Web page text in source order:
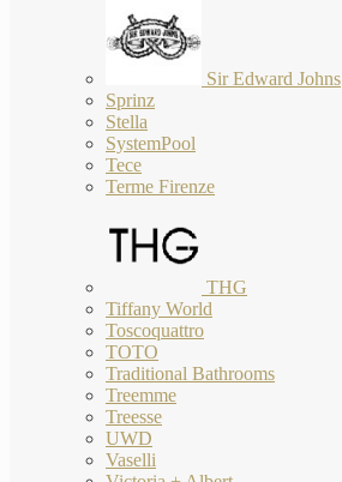
Sir Edward Johns
Sprinz
Stella
SystemPool
Tece
Terme Firenze
THG
Tiffany World
Toscoquattro
TOTO
Traditional Bathrooms
Treemme
Treesse
UWD
Vaselli